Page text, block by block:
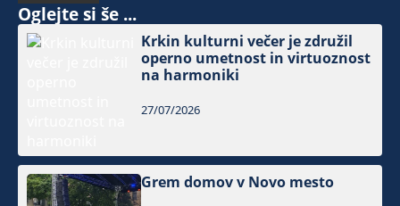
Oglejte si še ...
Krkin kulturni večer je združil
operno umetnost in virtuoznost
na harmoniki
27/07/2026
Grem domov v Novo mesto